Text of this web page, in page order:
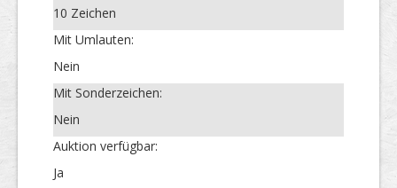
10 Zeichen
Mit Umlauten:
Nein
Mit Sonderzeichen:
Nein
Auktion verfügbar:
Ja